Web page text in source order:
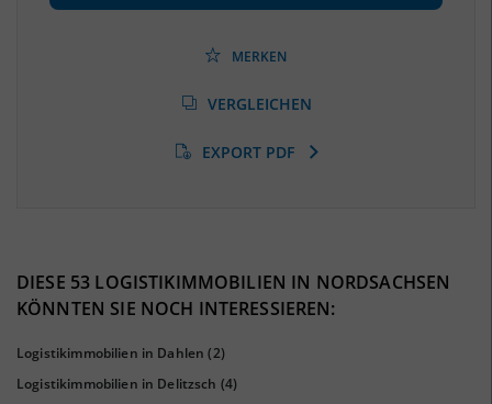
(Landkreis / Kreisfreie Stadt)
(Stand: 01/2020)
41%
MERKEN
VERGLEICHEN
EXPORT PDF
DIESE 53 LOGISTIKIMMOBILIEN IN NORDSACHSEN
KÖNNTEN SIE NOCH INTERESSIEREN:
Logistikimmobilien in Dahlen (2)
Logistikimmobilien in Delitzsch (4)